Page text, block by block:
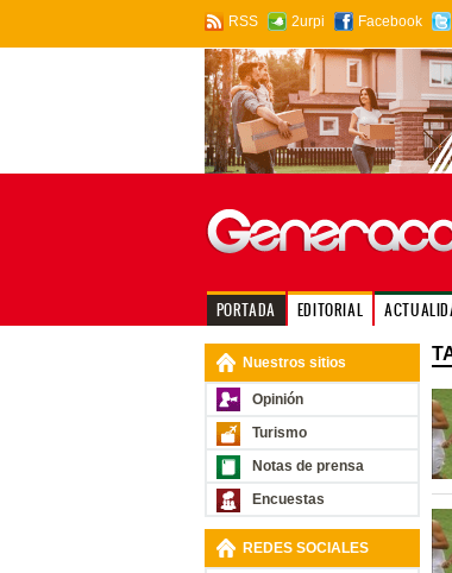
RSS 2urpi Facebook
PORTADA EDITORIAL
Nuestros sitios
Opinión
Turismo
Notas de prensa
Encuestas
REDES SOCIALES